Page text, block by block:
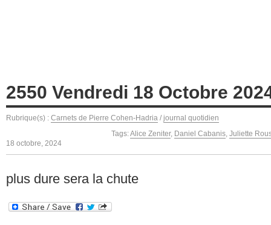
2550 Vendredi 18 Octobre
Rubrique(s) : Carnets de Pierre Cohen-Hadria / journal quotidien
Tags:Alice Zeniter, Daniel Cabanis, Juliette
18 octobre, 2024
plus dure sera la chute